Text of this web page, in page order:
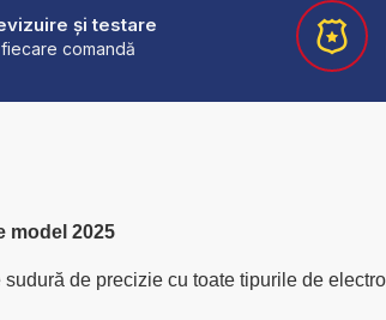
și testare
comandă
model 2025
de precizie cu toate tipurile de